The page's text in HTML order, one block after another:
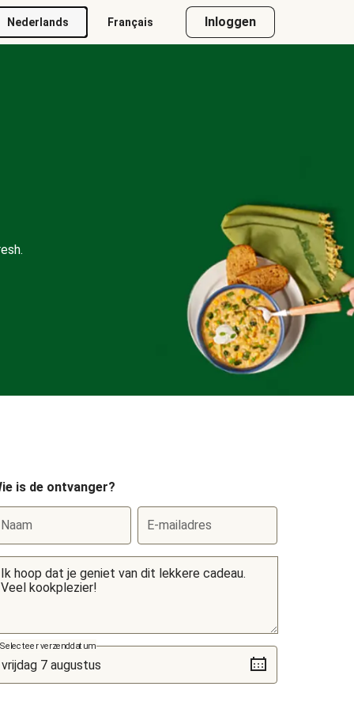
Nederlands Français Inloggen
is de ontvanger?
Naam E-mailadres
Selecteer verzenddatum